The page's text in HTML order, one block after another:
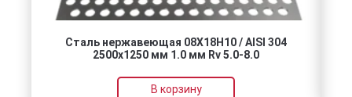
Сталь нержавеющая 08Х18Н10 / AISI 304
2500х1250 мм 1.0 мм Rv 5.0-8.0
В корзину